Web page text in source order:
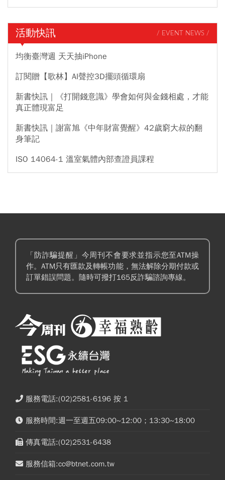
活動快訊 / EVENT NEWS /
均衡臺灣週 天天抽iPhone
訂閱贈【歌林】AI聲控3D擺頭循環扇
新書快訊｜《打開錢意識》學會如何與金錢相處，才能
真正體現富足
新書快訊｜謝富旭《中年財富覺醒》42歲窮大叔的翻
身筆記
ISO 14064-1 溫室氣體內部查證員課程
「防詐騙提醒」今周刊不會要求並指示您至ATM操
作。ATM只有匯款及轉帳功能，無法解除分期付款或
訂單錯誤問題。隨時可撥打165反詐騙諮詢專線。
服務電話:(02)2581-6196 按 1
服務時間:週一至週五09:00~12:00；13:30~18:00
傳真電話:(02)2531-6438
服務信箱:cc@btnet.com.tw